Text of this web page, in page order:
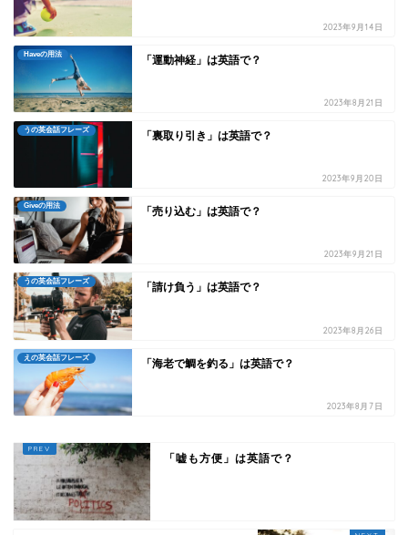
2023年9月14日
Haveの用法 「運動神経」は英語で？
2023年8月21日
うの英会話フレーズ 「裏取り引き」は英語で？
2023年9月20日
Giveの用法 「売り込む」は英語で？
2023年9月21日
うの英会話フレーズ 「請け負う」は英語で？
2023年8月26日
えの英会話フレーズ 「海老で鯛を釣る」は英語で？
2023年8月7日
「嘘も方便」は英語で？